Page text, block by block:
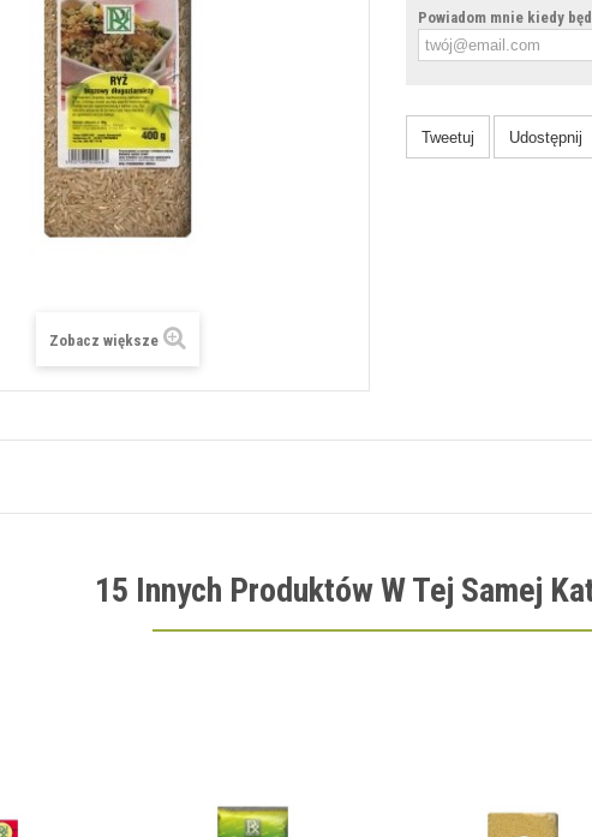
Zobacz większe
Powiadom mnie kiedy
Tweetuj Udostępnij
15 Innych Produktów W Tej Samej